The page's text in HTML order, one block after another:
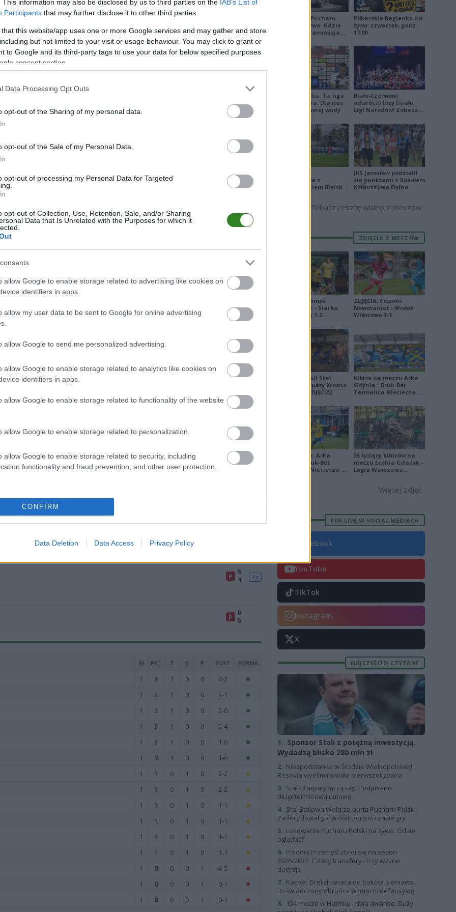
This information may also be disclosed by us to third parties on the IAB’s List of
Participants that may further disclose it to other third parties.
that this website/app uses one or more Google services and may gather and store
but not limited to your visit or usage behaviour. You may click to grant or
to Google and its third-party tags to use your data for below specified purposes
consent section.
Data Processing Opt Outs
opt-out of the Sharing of my personal data.
opt-out of the Sale of my Personal Data.
opt-out of processing my Personal Data for Targeted
opt-out of Collection, Use, Retention, Sale, and/or Sharing
Data that Is Unrelated with the Purposes for which it
allow Google to enable storage related to advertising like cookies on
identifiers in apps.
allow my user data to be sent to Google for online advertising
allow Google to send me personalized advertising.
allow Google to enable storage related to analytics like cookies on
identifiers in apps.
allow Google to enable storage related to functionality of the website
allow Google to enable storage related to personalization.
allow Google to enable storage related to security, including
functionality and fraud prevention, and other user protection.
CONFIRM
Data Deletion Data Access Privacy Policy
zawodników.
wyższym poziomie.
LIGA MIEJSCE
4.
6.
15.
ZOBACZ WIĘCEJ (1)
P
5
4
TV
P
0
5
M PKT Z R P GOLE FORMA
1 3 1 0 0 4-2
1 3 1 0 0 3-1
1 3 1 0 0 2-0
1 3 1 0 0 5-4
1 3 1 0 0 1-0
1 3 1 0 0 1-0
1 1 0 1 0 2-2
1 1 0 1 0 2-2
1 1 0 1 0 1-1
1 1 0 1 0 1-1
1 1 0 1 0 1-1
1 1 0 1 0 1-1
1 0 0 0 1 4-5
1 0 0 0 1 0-1
1 0 0 0 1 0-1
Losowanie Pucharu
Polski na żywo. Gdzie
oglądać? Transmisja
Piłkarskie Bagienko na
żywo: czwartek, godz.
17:00
Damian Skiba: Ta liga
jest brutalna. Dla nas
to kubeł zimnej wody
Biało-Czerwoni
odwrócili losy finału
Ligi Narodów! Zobacz
zremisowała z
Podbeskidziem Bielsko-
JKS Jarosław podzielił
się punktami z Sokołem
Kolbuszowa Dolna.
Zobacz resztę wideo z meczów
ZDJĘCIA Z MECZÓW
ZDJĘCIA: Cosmos
Nowotaniec - Siarka
Tarnobrzeg 1-2
ZDJĘCIA: Cosmos
Nowotaniec - Wisłok
Wiśniowa 1-1
Derby Ekoball Stal
Sanok - Karpaty Krosno
na remis [ZDJĘCIA]
Kibice na meczu Arka
Gdynia - Bruk-Bet
Termalica Nieciecza
Ekstraklasa: Arka
Gdynia - Bruk-Bet
Termalica Nieciecza 2-
35 tysięcy kibiców na
meczu Lechia Gdańsk -
Legia Warszawa
Więcej zdjęć
PDK LIVE W SOCIAL MEDIACH
Facebook
YouTube
TikTok
Instagram
X
NAJCZĘŚCIEJ CZYTANE
1. Sponsor Stali z potężną inwestycją.
Wydadzą blisko 280 mln zł
2. Niespodzianka w Środzie Wielkopolskiej!
Resovia wyeliminowała pierwszoligowca
3. Stal i Karpaty łączą siły. Podpisano
długoterminową umowę
4. Stal Stalowa Wola za burtą Pucharu Polski.
Zadecydował gol w doliczonym czasie gry
5. Losowanie Pucharu Polski na żywo. Gdzie
oglądać?
6. Polonia Przemyśl zbroi się na sezon
2026/2027. Cztery transfery i trzy ważne
decyzje
7. Kacper Drelich wraca do Sokoła Sieniawa.
Doświadczony obrońca wzmocni defensywę
8. 154 mecze w Hutniku i dwa awanse. Duży